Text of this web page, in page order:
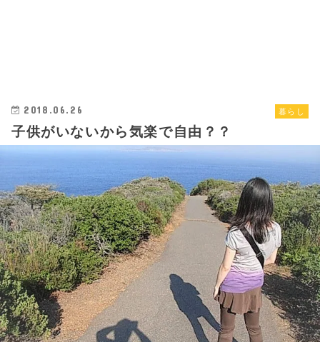
暮らし
2018.06.26
子供がいないから気楽で自由？？